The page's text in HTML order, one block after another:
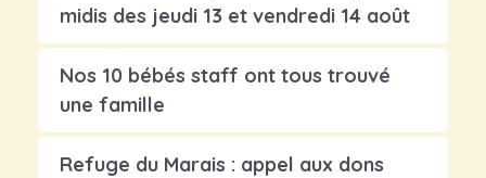
midis des jeudi 13 et vendredi 14 août
Nos 10 bébés staff ont tous trouvé
une famille
Refuge du Marais : appel aux dons